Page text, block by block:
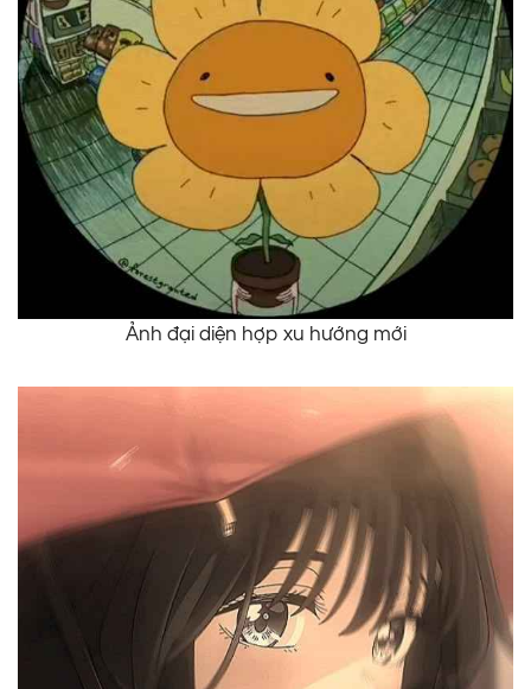
Ảnh đại diện hợp xu hướng mới